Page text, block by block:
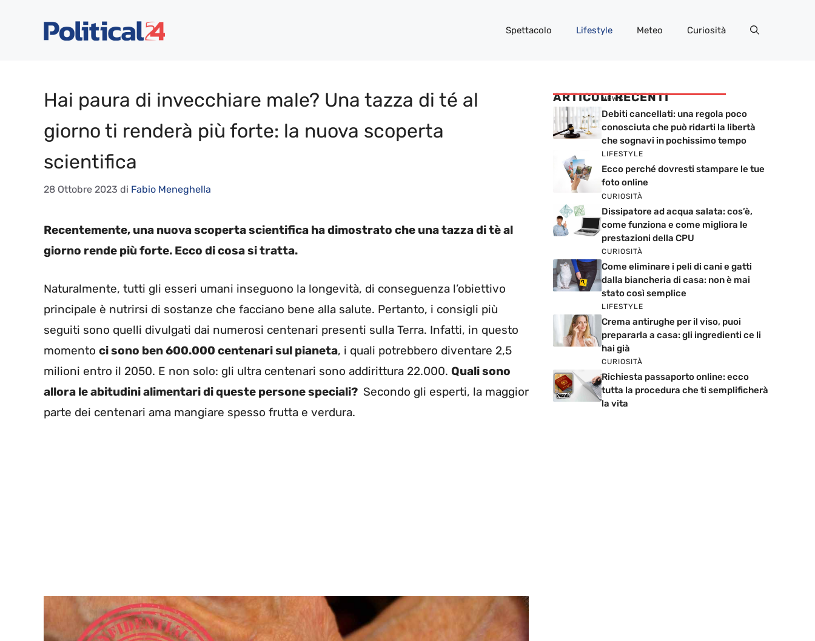
Spettacolo Lifestyle Meteo Curiosità
Hai paura di invecchiare male? Una tazza di té al
giorno ti renderà più forte: la nuova scoperta
scientifica
28 Ottobre 2023 di Fabio Meneghella
Recentemente, una nuova scoperta scientifica ha dimostrato che una tazza di tè al
giorno rende più forte. Ecco di cosa si tratta.
Naturalmente, tutti gli esseri umani inseguono la longevità, di conseguenza l’obiettivo
principale è nutrirsi di sostanze che facciano bene alla salute. Pertanto, i consigli più
seguiti sono quelli divulgati dai numerosi centenari presenti sulla Terra. Infatti, in questo
momento ci sono ben 600.000 centenari sul pianeta, i quali potrebbero diventare 2,5
milioni entro il 2050. E non solo: gli ultra centenari sono addirittura 22.000. Quali sono
allora le abitudini alimentari di queste persone speciali? Secondo gli esperti, la maggior
parte dei centenari ama mangiare spesso frutta e verdura.
ARTICOLI RECENTI
NEWS
Debiti cancellati: una regola poco
conosciuta che può ridarti la libertà
che sognavi in pochissimo tempo
LIFESTYLE
Ecco perché dovresti stampare le tue
foto online
CURIOSITÀ
Dissipatore ad acqua salata: cos’è,
come funziona e come migliora le
prestazioni della CPU
CURIOSITÀ
Come eliminare i peli di cani e gatti
dalla biancheria di casa: non è mai
stato così semplice
LIFESTYLE
Crema antirughe per il viso, puoi
prepararla a casa: gli ingredienti ce li
hai già
CURIOSITÀ
Richiesta passaporto online: ecco
tutta la procedura che ti semplificherà
la vita